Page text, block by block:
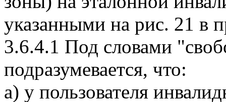
указанными на рис. 21 в
3.6.4.1 Под словами
подразумевается, что:
а) у пользователя